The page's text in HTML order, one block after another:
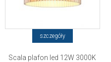
szczegóły
Scala plafon led 12W 3000K